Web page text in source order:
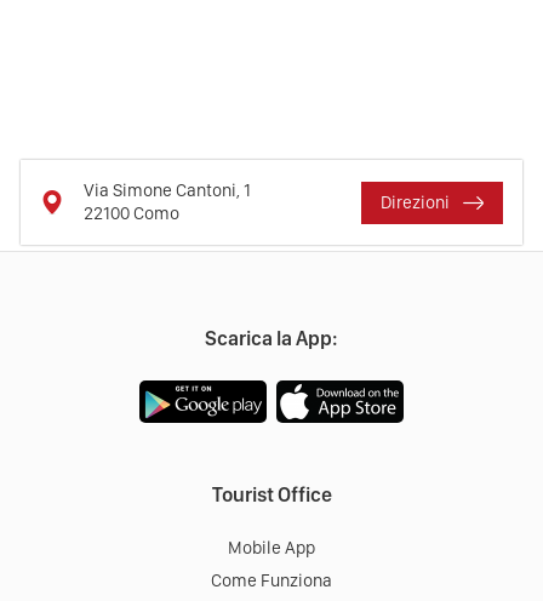
Via Simone Cantoni, 1
22100Como
Direzioni
Scarica la App:
Tourist Office
Mobile App
Come Funziona